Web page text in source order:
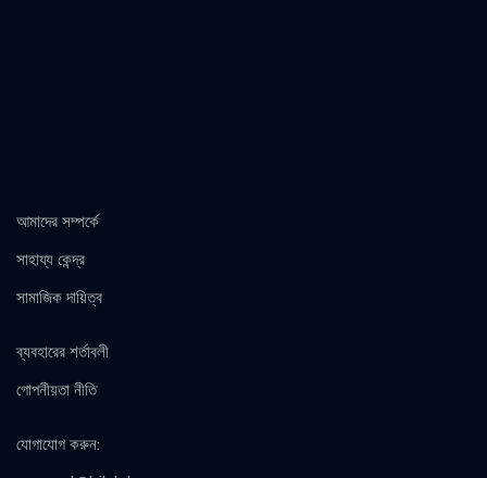
আমাদের সম্পর্কে
সাহায্য কেন্দ্র
সামাজিক দায়িত্ব
ব্যবহারের শর্তাবলী
গোপনীয়তা নীতি
যোগাযোগ করুন: